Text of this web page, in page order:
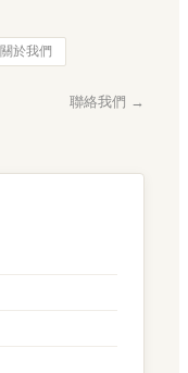
關於我們
聯絡我們 →